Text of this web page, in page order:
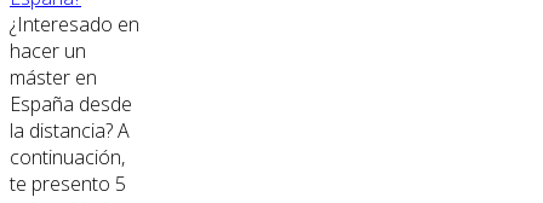
¿Interesado en
hacer un
máster en
España desde
la distancia? A
continuación,
te presento 5